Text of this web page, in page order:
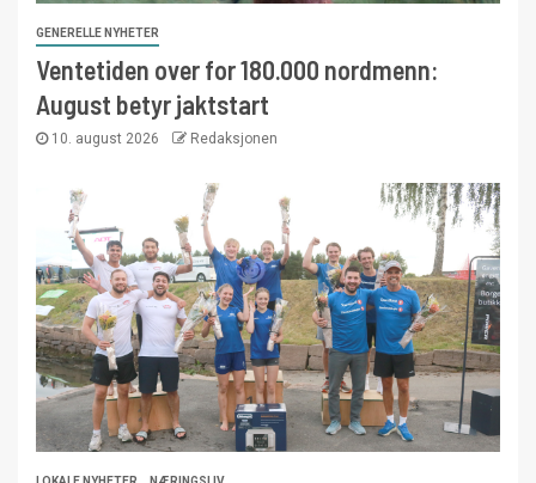
GENERELLE NYHETER
Ventetiden over for 180.000 nordmenn:
August betyr jaktstart
10. august 2026 Redaksjonen